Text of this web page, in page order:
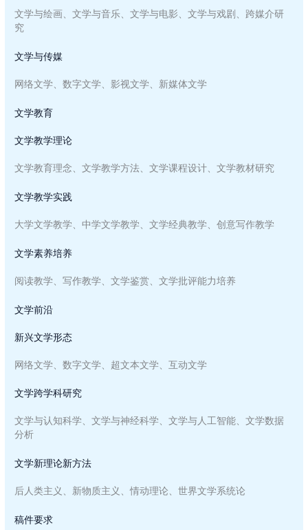
文学与绘画、文学与音乐、文学与电影、文学与戏剧、跨媒介研
究
文学与传媒
网络文学、数字文学、影视文学、新媒体文学
文学教育
文学教学理论
文学教育理念、文学教学方法、文学课程设计、文学教材研究
文学教学实践
大学文学教学、中学文学教学、文学经典教学、创意写作教学
文学素养培养
阅读教学、写作教学、文学鉴赏、文学批评能力培养
文学前沿
新兴文学形态
网络文学、数字文学、超文本文学、互动文学
文学跨学科研究
文学与认知科学、文学与神经科学、文学与人工智能、文学数据
分析
文学新理论新方法
后人类主义、新物质主义、情动理论、世界文学系统论
稿件要求